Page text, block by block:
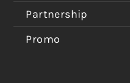
Partnership
Promo